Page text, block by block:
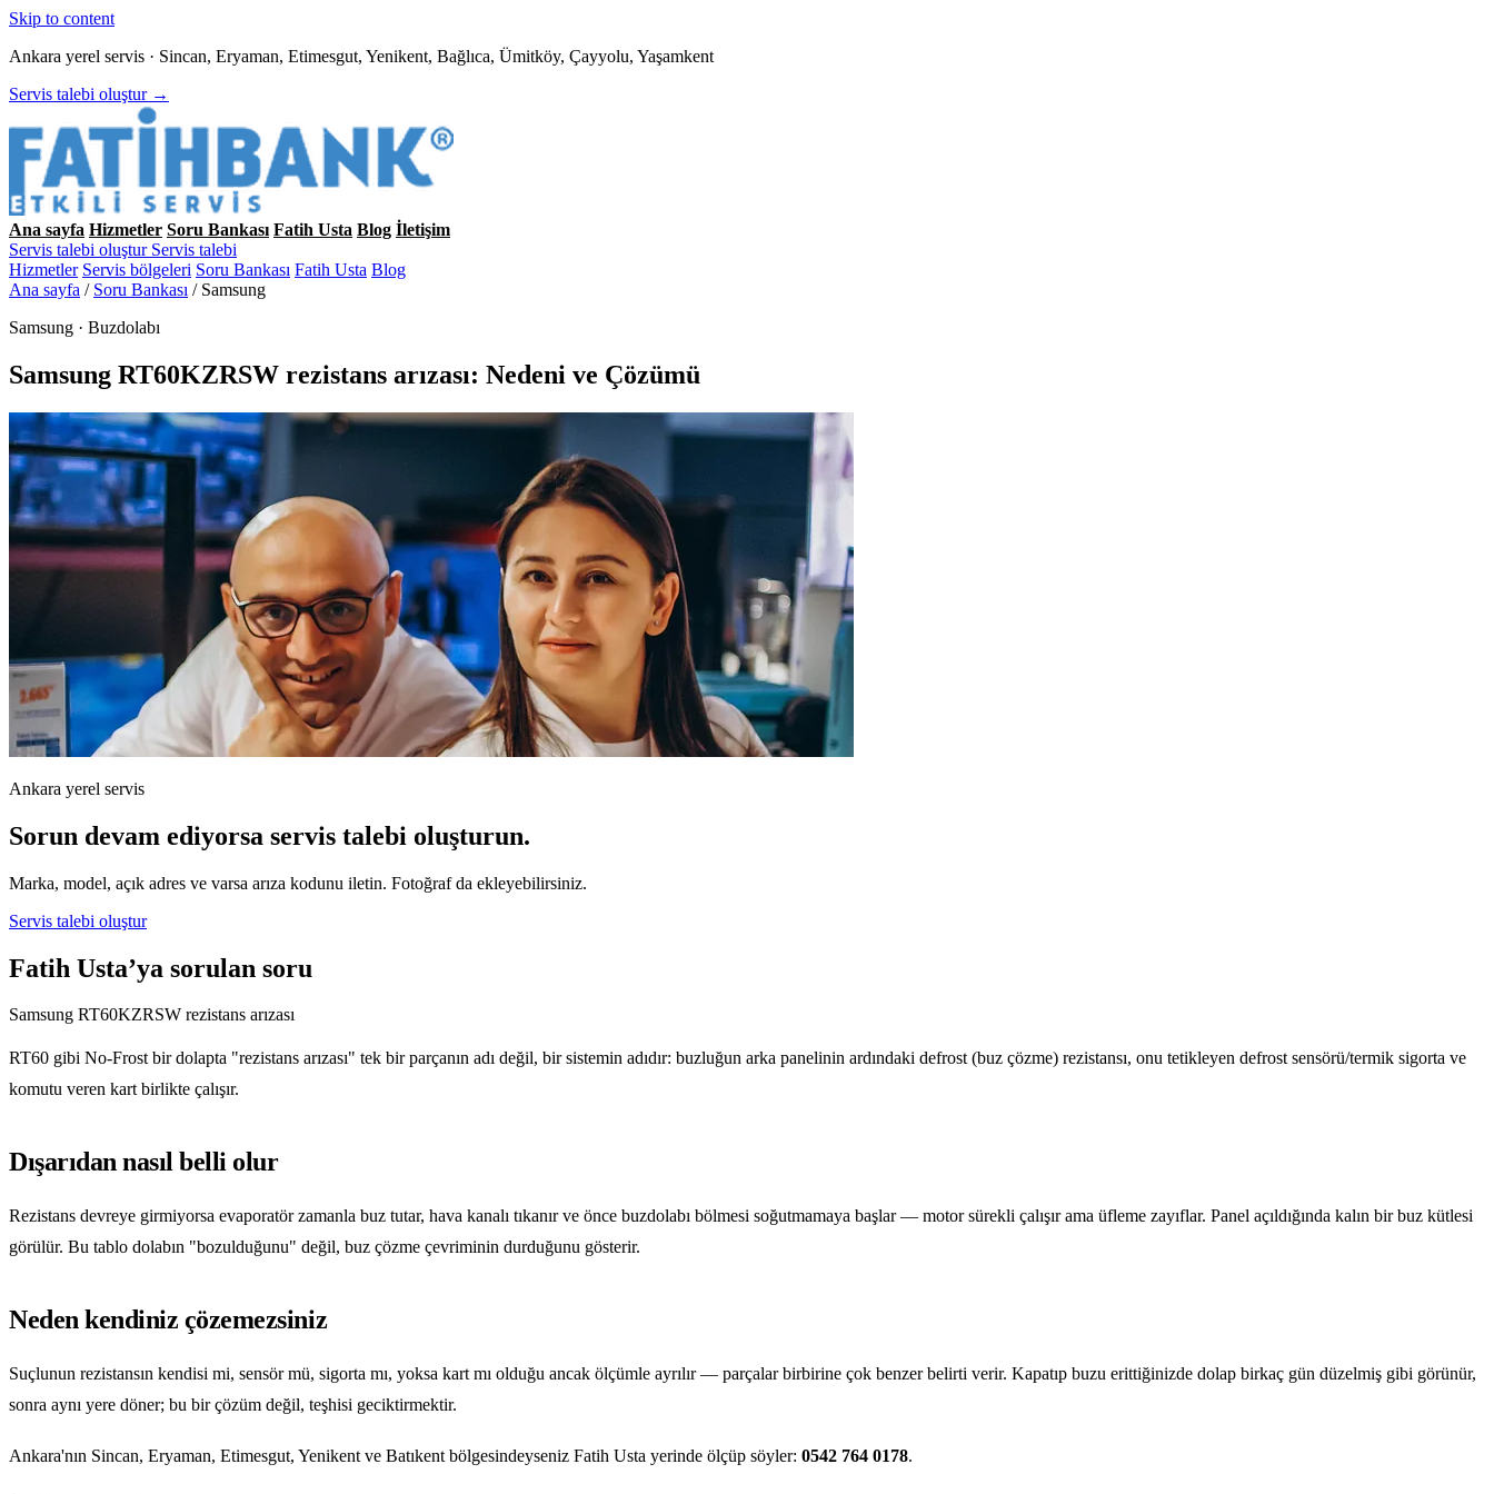
Skip to content
Ankara yerel servis · Sincan, Eryaman, Etimesgut, Yenikent, Bağlıca, Ümitköy, Çayyolu, Yaşamkent
Servis talebi oluştur →
Ana sayfa Hizmetler Soru Bankası Fatih Usta Blog İletişim
Servis talebi oluştur Servis talebi
Hizmetler Servis bölgeleri Soru Bankası Fatih Usta Blog
Ana sayfa / Soru Bankası / Samsung
Samsung · Buzdolabı
Samsung RT60KZRSW rezistans arızası: Nedeni ve Çözümü
Ankara yerel servis
Sorun devam ediyorsa servis talebi oluşturun.
Marka, model, açık adres ve varsa arıza kodunu iletin. Fotoğraf da ekleyebilirsiniz.
Servis talebi oluştur
Fatih Usta’ya sorulan soru
Samsung RT60KZRSW rezistans arızası
RT60 gibi No-Frost bir dolapta "rezistans arızası" tek bir parçanın adı değil, bir sistemin adıdır: buzluğun arka panelinin ardındaki defrost (buz çözme) rezistansı, onu tetikleyen defrost sensörü/termik sigorta ve
komutu veren kart birlikte çalışır.
Dışarıdan nasıl belli olur
Rezistans devreye girmiyorsa evaporatör zamanla buz tutar, hava kanalı tıkanır ve önce buzdolabı bölmesi soğutmamaya başlar — motor sürekli çalışır ama üfleme zayıflar. Panel açıldığında kalın bir buz kütlesi
görülür. Bu tablo dolabın "bozulduğunu" değil, buz çözme çevriminin durduğunu gösterir.
Neden kendiniz çözemezsiniz
Suçlunun rezistansın kendisi mi, sensör mü, sigorta mı, yoksa kart mı olduğu ancak ölçümle ayrılır — parçalar birbirine çok benzer belirti verir. Kapatıp buzu erittiğinizde dolap birkaç gün düzelmiş gibi görünür,
sonra aynı yere döner; bu bir çözüm değil, teşhisi geciktirmektir.
Ankara'nın Sincan, Eryaman, Etimesgut, Yenikent ve Batıkent bölgesindeyseniz Fatih Usta yerinde ölçüp söyler: 0542 764 0178.